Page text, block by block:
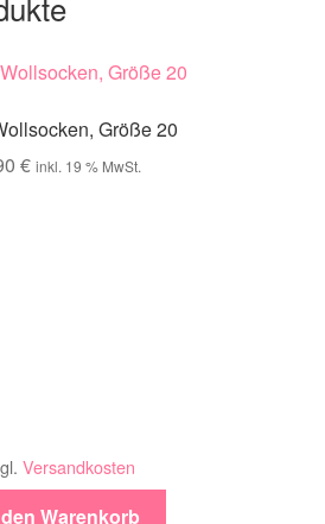
Größe 20
€ inkl. 19 % MwSt.
Versandkosten
Warenkorb